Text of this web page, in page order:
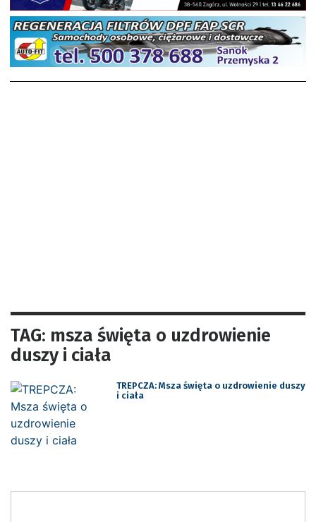
TAG: msza święta o uzdrowienie
duszy i ciała
TREPCZA: Msza święta o uzdrowienie duszy
i ciała